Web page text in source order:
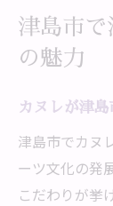
カ
イント
カヌ
法
ス
ツ
津島市
の魅力
カヌレが津
津島市でカヌ
ーツ文化の発
こだわりが挙